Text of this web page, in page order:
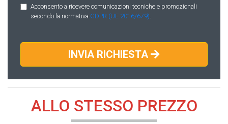
Acconsento a ricevere comunicazioni tecniche e promozionali
secondo la normativa GDPR (UE 2016/679)
INVIA RICHIESTA
ALLO STESSO PREZZO